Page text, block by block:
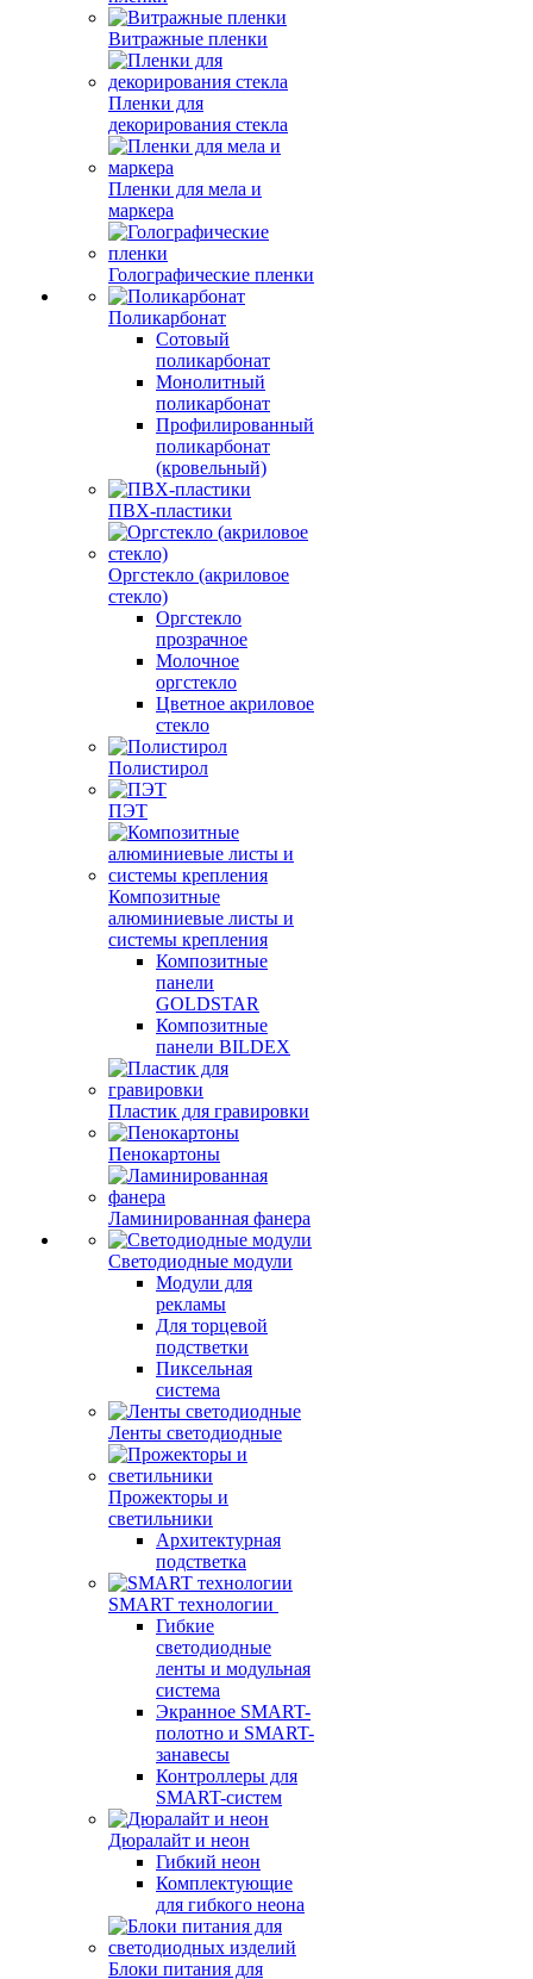
Витражные пленки
Пленки для
декорирования стекла
Пленки для мела и
маркера
Голографические пленки
Поликарбонат
Сотовый
поликарбонат
Монолитный
поликарбонат
Профилированный
поликарбонат
(кровельный)
ПВХ-пластики
Оргстекло (акриловое
стекло)
Оргстекло
прозрачное
Молочное
оргстекло
Цветное акриловое
стекло
Полистирол
ПЭТ
Композитные
алюминиевые листы и
системы крепления
Композитные
панели
GOLDSTAR
Композитные
панели BILDEX
Пластик для гравировки
Пенокартоны
Ламинированная фанера
Светодиодные модули
Модули для
рекламы
Для торцевой
подстветки
Пиксельная
система
Ленты светодиодные
Прожекторы и
светильники
Архитектурная
подстветка
SMART технологии
Гибкие
светодиодные
ленты и модульная
система
Экранное SMART-
полотно и SMART-
занавесы
Контроллеры для
SMART-систем
Дюралайт и неон
Гибкий неон
Комплектующие
для гибкого неона
Блоки питания для